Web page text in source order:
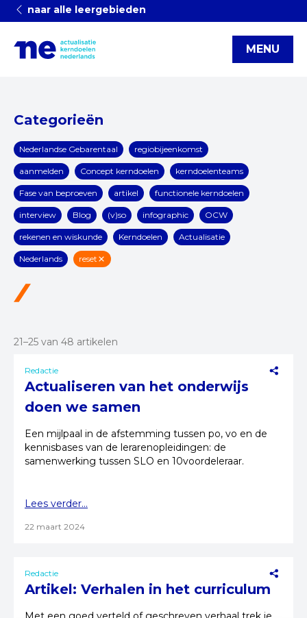
naar alle leergebieden
MENU
21–25 van 48 artikelen
Redactie
Actualiseren van het onderwijs
doen we samen
Een mijlpaal in de afstemming tussen po, vo en de
kennisbases van de lerarenopleidingen: de
samenwerking tussen SLO en 10voordeleraar.
Lees verder...
22 maart 2024
Redactie
Artikel: Verhalen in het curriculum
Categorieën
Nederlandse Gebarentaal regiobijeenkomst
aanmelden Concept kerndoelen kerndoelenteams
Fase van beproeven artikel functionele kerndoelen
interview Blog (v)so infographic OCW
rekenen en wiskunde Kerndoelen Actualisatie
Nederlands reset